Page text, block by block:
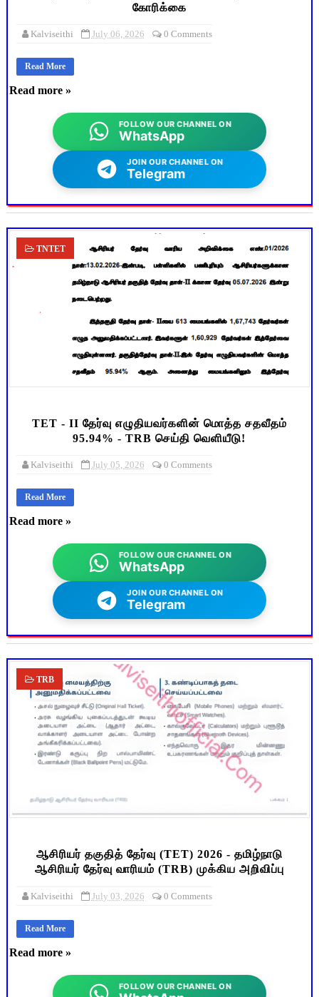
கோரிக்கை
Kalviseithi July 06, 2026 0 Comments
Read More
Read more »
FOLLOW OUR CHANNEL ON
WhatsApp
JOIN OUR CHANNEL ON
Telegram
TNTET
TET - II தேர்வு எழுதியவர்களின் மொத்த சதவீதம்
95.94% - TRB செய்தி வெளியீடு!
Kalviseithi July 05, 2026 0 Comments
Read More
Read more »
FOLLOW OUR CHANNEL ON
WhatsApp
JOIN OUR CHANNEL ON
Telegram
TRB
ஆசிரியர் தகுதித் தேர்வு (TET) 2026 - தமிழ்நாடு
ஆசிரியர் தேர்வு வாரியம் (TRB) முக்கிய அறிவிப்பு
Kalviseithi July 03, 2026 0 Comments
Read More
Read more »
FOLLOW OUR CHANNEL ON